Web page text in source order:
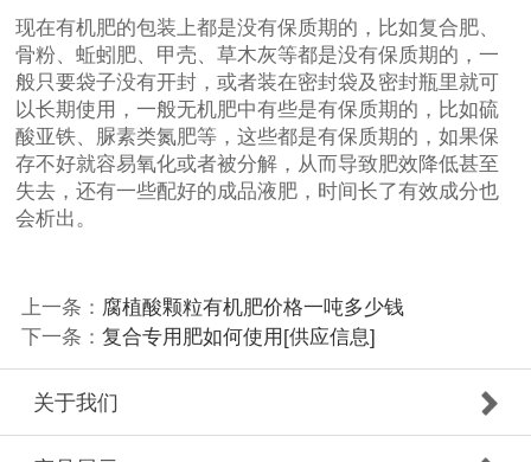
现在有机肥的包装上都是没有保质期的，比如复合肥、
骨粉、蚯蚓肥、甲壳、草木灰等都是没有保质期的，一
般只要袋子没有开封，或者装在密封袋及密封瓶里就可
以长期使用，一般无机肥中有些是有保质期的，比如硫
酸亚铁、脲素类氮肥等，这些都是有保质期的，如果保
存不好就容易氧化或者被分解，从而导致肥效降低甚至
失去，还有一些配好的成品液肥，时间长了有效成分也
会析出。
上一条： 腐植酸颗粒有机肥价格一吨多少钱
下一条： 复合专用肥如何使用[供应信息]
关于我们